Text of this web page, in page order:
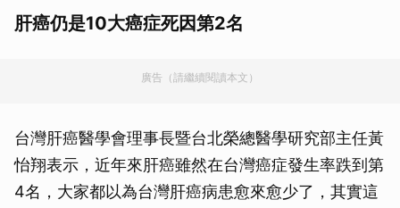
肝癌仍是10大癌症死因第2名
廣告（請繼續閱讀本文）
台灣肝癌醫學會理事長暨台北榮總醫學研究部主任黃
怡翔表示，近年來肝癌雖然在台灣癌症發生率跌到第
4名，大家都以為台灣肝癌病患愈來愈少了，其實這